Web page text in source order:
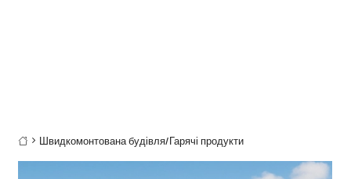
 Швидкомонтована будівля/Гарячі продукти